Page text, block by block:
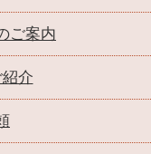
ご案内
介